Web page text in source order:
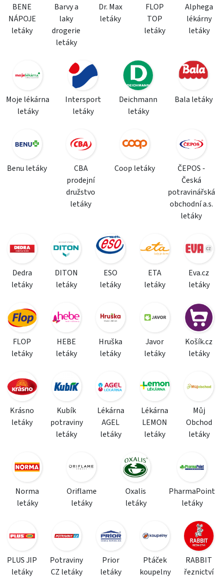
BENE
NÁPOJE
letáky
Barvy a
laky
drogerie
letáky
Dr. Max
letáky
FLOP
TOP
letáky
Alphega
lékárny
letáky
Moje lékárna
letáky
Intersport
letáky
Deichmann
letáky
Bala letáky
Benu letáky
CBA
prodejní
družstvo
letáky
Coop letáky
ČEPOS -
Česká
potravinářská
obchodní a.s.
letáky
Dedra
letáky
DITON
letáky
ESO
letáky
ETA
letáky
Eva.cz
letáky
FLOP
letáky
HEBE
letáky
Hruška
letáky
Javor
letáky
Košík.cz
letáky
Krásno
letáky
Kubík
potraviny
letáky
Lékárna
AGEL
letáky
Lékárna
LEMON
letáky
Můj
Obchod
letáky
Norma
letáky
Oriflame
letáky
Oxalis
letáky
PharmaPoint
letáky
PLUS JIP
letáky
Potraviny
CZ letáky
Prior
letáky
Ptáček
koupelny
RABBIT
řeznictví